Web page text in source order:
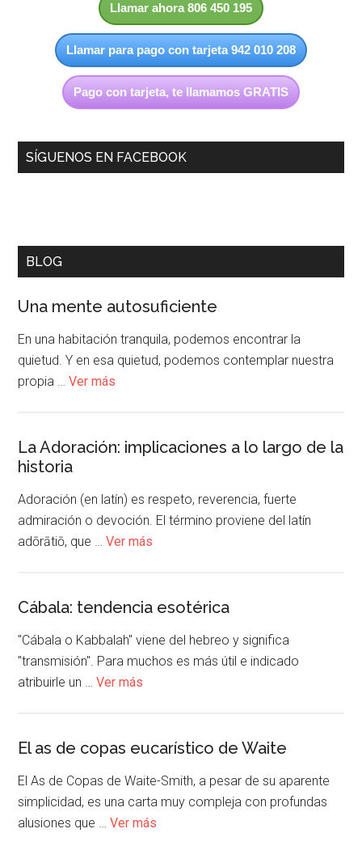
Llamar ahora 806 450 195
Llamar para pago con tarjeta 942 010 208
Pago con tarjeta, te llamamos GRATIS
SÍGUENOS EN FACEBOOK
BLOG
Una mente autosuficiente
En una habitación tranquila, podemos encontrar la
quietud. Y en esa quietud, podemos contemplar nuestra
propia …Ver más
La Adoración: implicaciones a lo largo de la
historia
Adoración (en latín) es respeto, reverencia, fuerte
admiración o devoción. El término proviene del latín
adōrātiō, que …Ver más
Cábala: tendencia esotérica
"Cábala o Kabbalah" viene del hebreo y significa
"transmisión". Para muchos es más útil e indicado
atribuirle un …Ver más
El as de copas eucarístico de Waite
El As de Copas de Waite-Smith, a pesar de su aparente
simplicidad, es una carta muy compleja con profundas
alusiones que …Ver más